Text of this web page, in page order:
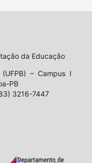
da Educação
– Campus I
PB
3216-7447